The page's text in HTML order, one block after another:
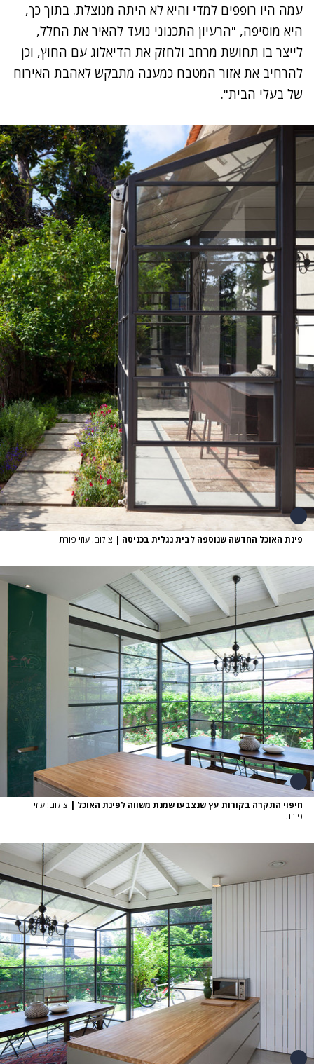
עמה היו רופפים למדי והיא לא היתה מנוצלת. בתוך כך,
היא מוסיפה, "הרעיון התכנוני נועד להאיר את החלל,
לייצר בו תחושת מרחב ולחזק את הדיאלוג עם החוץ, וכן
להרחיב את אזור המטבח כמענה מתבקש לאהבת האירוח
של בעלי הבית".
פינת האוכל החדשה שנוספה לבית נגלית בכניסה | צילום: עוזי פורת
חיפוי התקרה בקורות עץ שנצבעו שמנת משווה לפינת האוכל | צילום: עוזי
פורת